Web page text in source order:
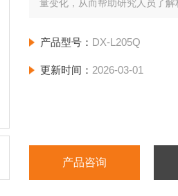
量变化，从而帮助研究人员了解
产品型号： DX-L205Q
更新时间： 2026-03-01
产品咨询